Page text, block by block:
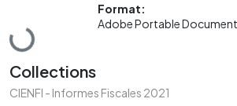
Loading...
Format:
Adobe Portable
Collections
CIENFI - Informes Fiscales 2021